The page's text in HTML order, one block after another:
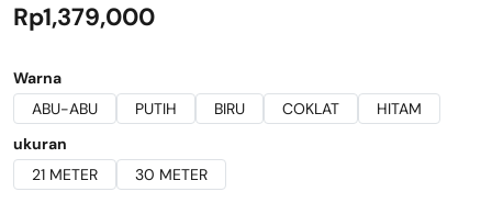
Rp1,379,000
Warna
ABU-ABU
PUTIH BIRU COKLAT
HITAM
ukuran
21 METER
30 METER